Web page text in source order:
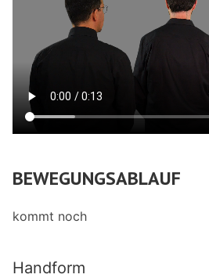
BEWEGUNGSABLAUF
kommt noch
Handform